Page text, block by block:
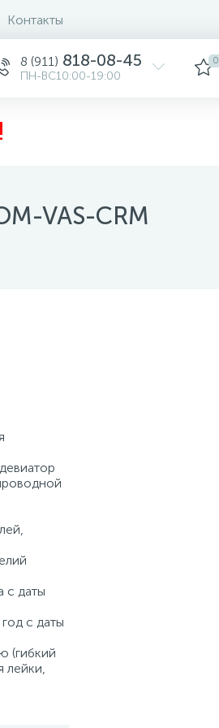
Контакты
8 (911) 818-08-45
ПН-ВС10:00-19:00
0
VAS-CRM
с даты
с даты
(гибкий
лейки,
6 517 руб.